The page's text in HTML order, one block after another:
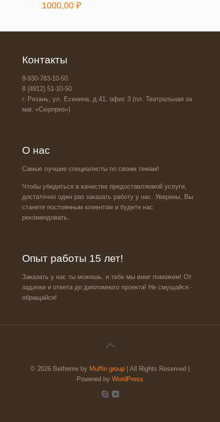
1000,00 ₽
Контакты
8-930-783-10-50
8 (4912) 51-10-50
г. Рязань, ул. Есенина, д.41, офис 3 (пл. Театральная за
маг. «Сюрприз»)
О нас
Самые лучшие специалисты по своим темам!
Чтобы убедиться в качестве предоставляемой услуги,
достаточно один раз заказать работу у нас. Уверены, Вы
станете постоянным клиентом и будете нас
рекомендовать.
Опыт работы 15 лет!
Заказать у нас ты можешь, и тебе мы вмиг поможем! От
задачки и ответа до дипломного проекта! Не смущайся -
обращайся!
© 2026 Betheme by Muffin group | All Rights Reserved |
Powered by WordPress